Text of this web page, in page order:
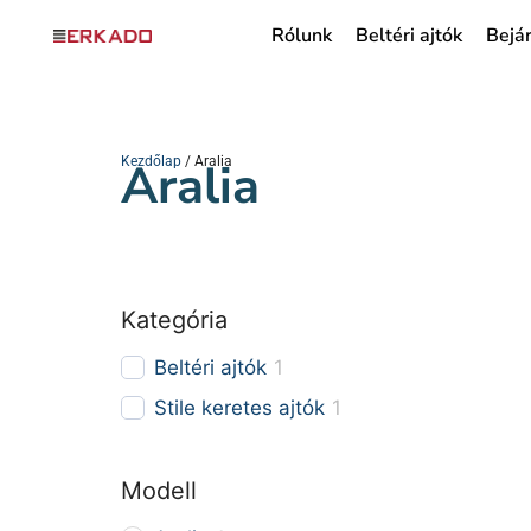
Rólunk Beltéri ajtók
Kezdőlap / Aralia
Aralia
Kategória
Beltéri ajtók 1
Stile keretes ajtók 1
Modell